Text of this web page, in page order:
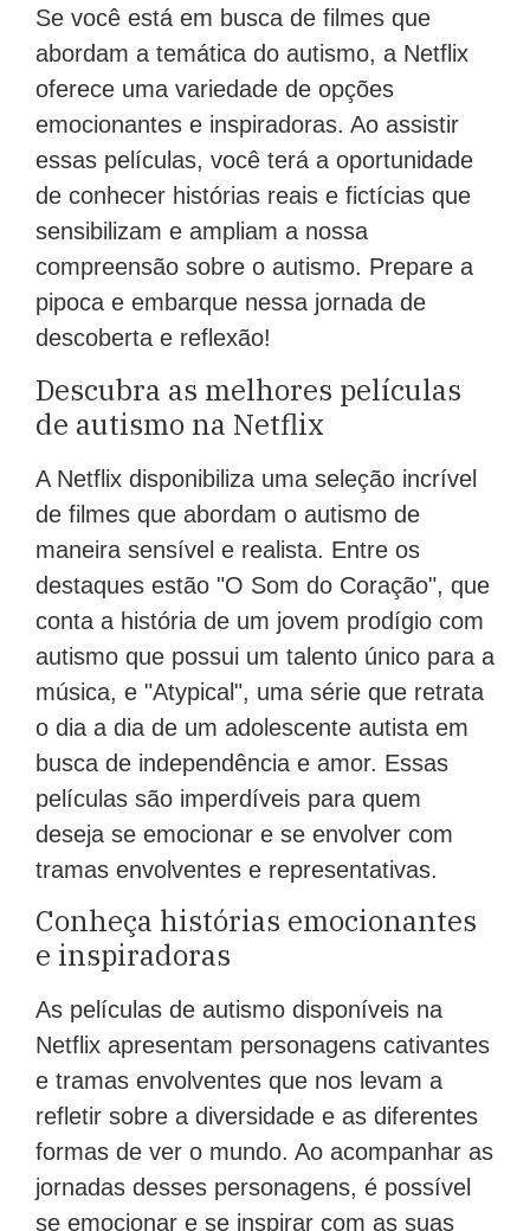
Se você está em busca de filmes que
abordam a temática do autismo, a Netflix
oferece uma variedade de opções
emocionantes e inspiradoras. Ao assistir
essas películas, você terá a oportunidade
de conhecer histórias reais e fictícias que
sensibilizam e ampliam a nossa
compreensão sobre o autismo. Prepare a
pipoca e embarque nessa jornada de
descoberta e reflexão!
Descubra as melhores películas
de autismo na Netflix
A Netflix disponibiliza uma seleção incrível
de filmes que abordam o autismo de
maneira sensível e realista. Entre os
destaques estão "O Som do Coração", que
conta a história de um jovem prodígio com
autismo que possui um talento único para a
música, e "Atypical", uma série que retrata
o dia a dia de um adolescente autista em
busca de independência e amor. Essas
películas são imperdíveis para quem
deseja se emocionar e se envolver com
tramas envolventes e representativas.
Conheça histórias emocionantes
e inspiradoras
As películas de autismo disponíveis na
Netflix apresentam personagens cativantes
e tramas envolventes que nos levam a
refletir sobre a diversidade e as diferentes
formas de ver o mundo. Ao acompanhar as
jornadas desses personagens, é possível
se emocionar e se inspirar com as suas